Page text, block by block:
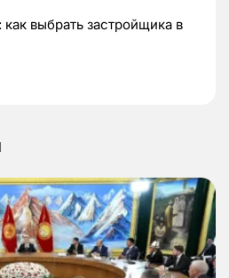
выбрать застройщика в